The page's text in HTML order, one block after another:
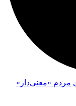
«معنی‌دار»